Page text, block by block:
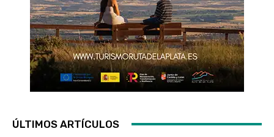
ÚLTIMOS ARTÍCULOS